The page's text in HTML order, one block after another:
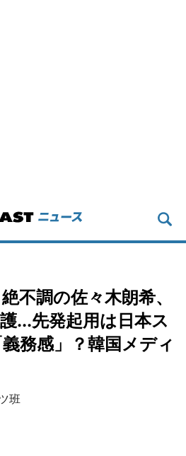
不調の佐々木朗希、
...先発起用は日本ス
務感」？韓国メディ
班